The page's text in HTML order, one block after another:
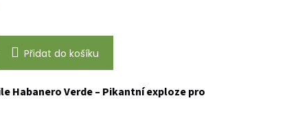
Přidat do košíku
Habanero Verde – Pikantní exploze pro